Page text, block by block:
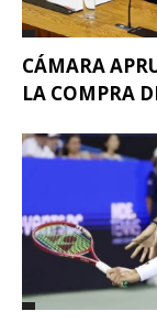
CÁMARA
LA COMPRA